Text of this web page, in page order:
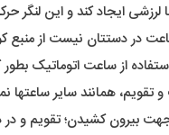
ایجاد کند و این لنگر
در دستتان نیست از منبع
از ساعت اتوماتیک
تقویم، همانند سایر
جهت بیرون کشیدن؛ تقویم و